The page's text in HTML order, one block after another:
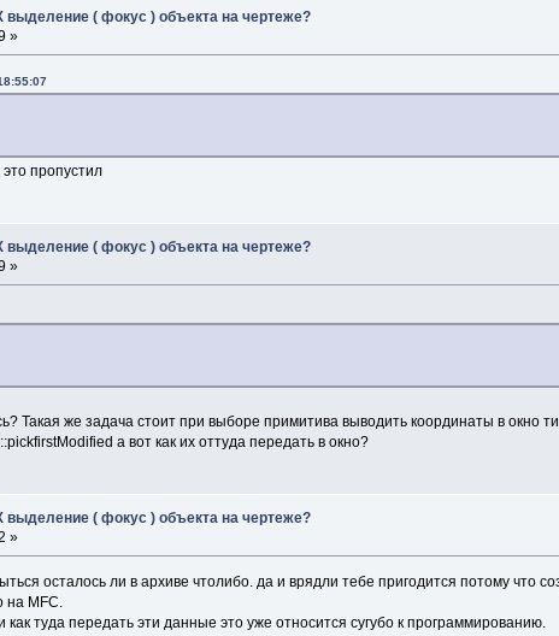
выделение ( фокус ) объекта на чертеже?
»
пропустил
выделение ( фокус ) объекта на чертеже?
»
Такая же задача стоит при выборе примитива выводить координаты в окно
а вот как их оттуда передать в окно?
выделение ( фокус ) объекта на чертеже?
»
осталось ли в архиве чтолибо. да и врядли тебе пригодится потому что
на MFC.
туда передать эти данные это уже относится сугубо к программированию.